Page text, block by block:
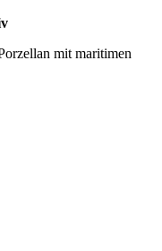
mit maritimen